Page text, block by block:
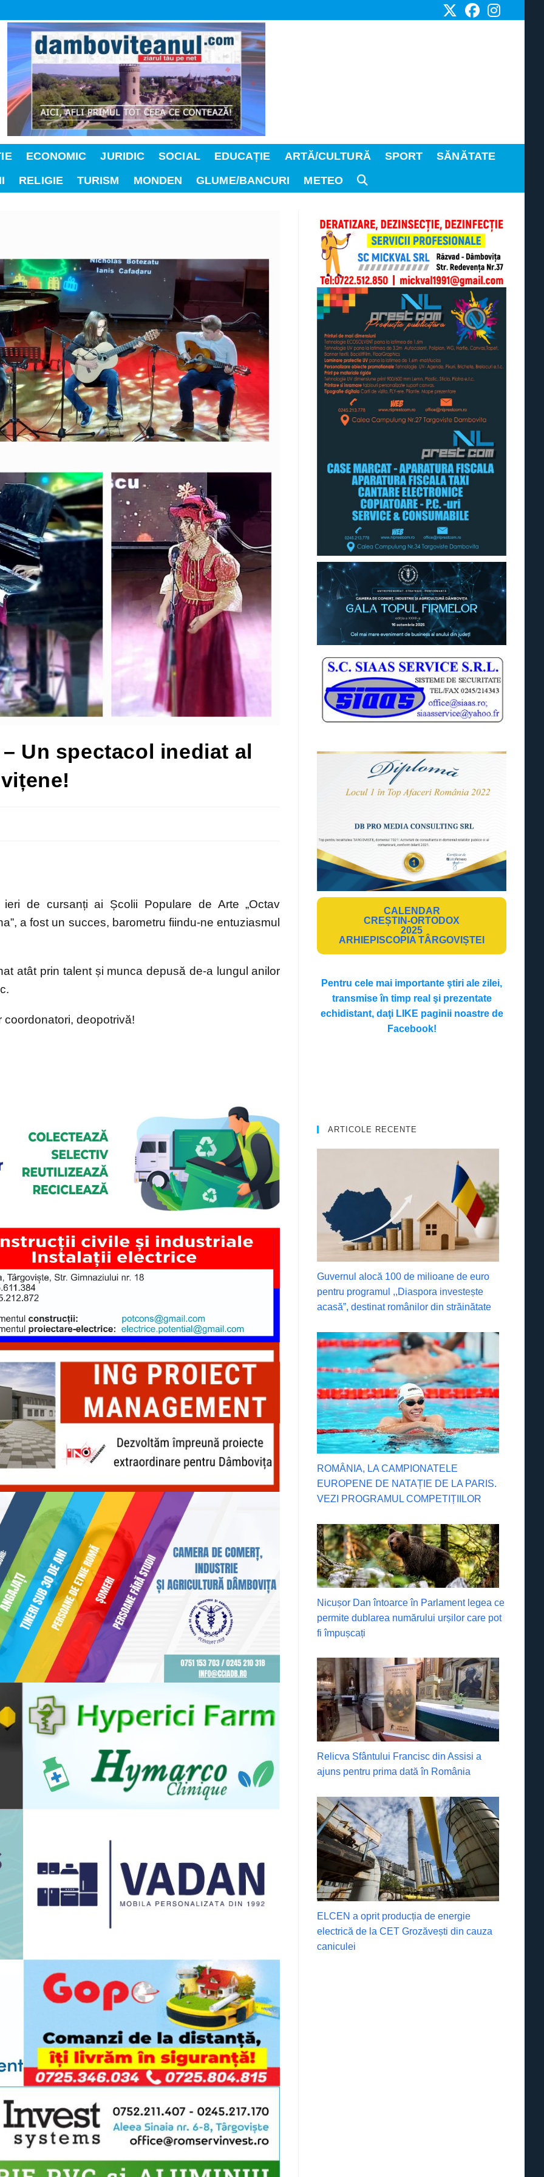
ECONOMIC JURIDIC SOCIAL EDUCAȚIE ARTĂ/CULTURĂ SPORT
SĂNĂTATE
RELIGIE TURISM MONDEN GLUME/BANCURI METEO TOGGLE
SEARCH
Un spectacol inediat al
ieri de cursanți ai Școlii Populare de Arte „Octav
a fost un succes, barometru fiindu-ne entuziasmul
atât prin talent și munca depusă de-a lungul anilor
coordonatori, deopotrivă!
CALENDAR
CREȘTIN-ORTODOX
2025
ARHIEPISCOPIA TÂRGOVIȘTEI
Pentru cele mai importante ştiri ale zilei,
transmise în timp real şi prezentate
echidistant, daţi LIKE paginii noastre de
Facebook!
ARTICOLE RECENTE
Guvernul alocă 100 de milioane de euro
pentru programul ,,Diaspora investește
acasă”, destinat românilor din străinătate
ROMÂNIA, LA CAMPIONATELE
EUROPENE DE NATAȚIE DE LA PARIS.
VEZI PROGRAMUL COMPETIȚIILOR
Nicușor Dan întoarce în Parlament legea ce
permite dublarea numărului urșilor care pot
fi împușcați
Relicva Sfântului Francisc din Assisi a
ajuns pentru prima dată în România
ELCEN a oprit producția de energie
electrică de la CET Grozăvești din cauza
caniculei